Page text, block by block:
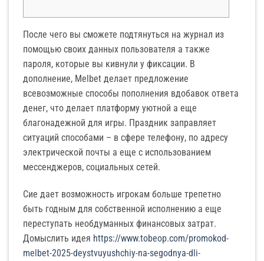
После чего вы сможете подтянуться на журнал из
помощью своих данных пользователя а также
пароля, которые вы кивнули у фиксации. В
дополнение, Melbet делает предложение
всевозможные способы пополнения вдобавок ответа
денег, что делает платформу уютной а еще
благонадежной для игры. Праздник заправляет
ситуаций способами – в сфере телефону, по адресу
электрической почты а еще с использованием
мессенджеров, социальных сетей.
Сие дает возможность игрокам больше трепетно
быть годным для собственной исполнению а еще
переступать необдуманных финансовых затрат.
Домыслить идея https://www.tobeop.com/promokod-
melbet-2025-deystvuyushchiy-na-segodnya-dli-